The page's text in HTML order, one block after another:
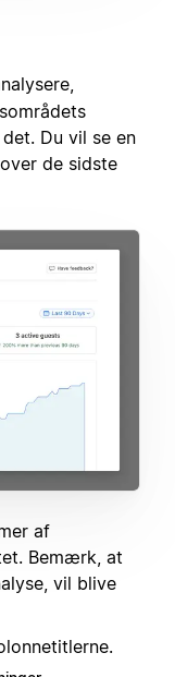
Du vil se en
de sidste
af
Bemærk, at
vil blive